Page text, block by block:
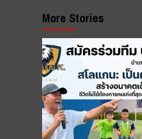
More Stories